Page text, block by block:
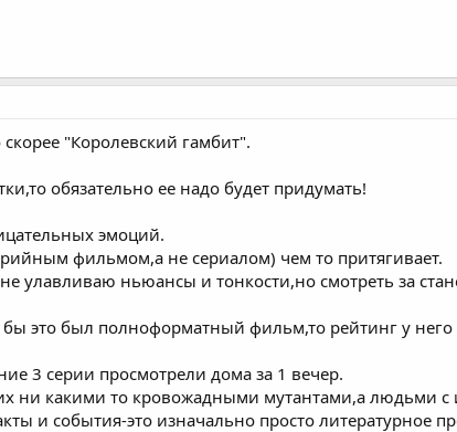
"Королевский гамбит".
обязательно ее надо будет придумать!
эмоций.
фильмом,а не сериалом) чем то притягивает.
улавливаю ньюансы и тонкости,но смотреть за
это был полноформатный фильм,то рейтинг у
3 серии просмотрели дома за 1 вечер.
ни какими то кровожадными мутантами,а
и события-это изначально просто литературное